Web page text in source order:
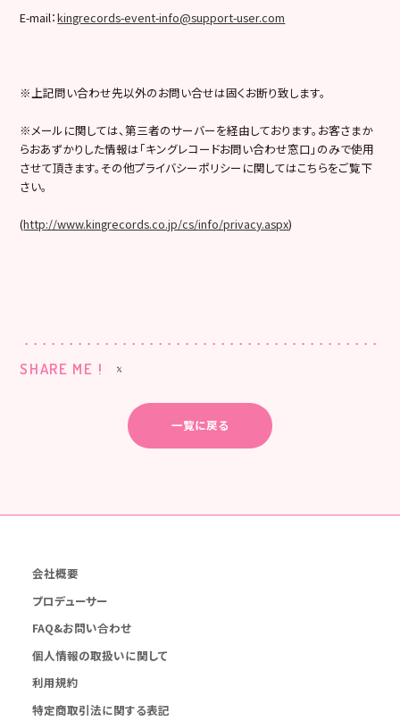
E-mail：kingrecords-event-info@support-user.com
※上記問い合わせ先以外のお問い合せは固くお断り致します。
※メールに関しては、第三者のサーバーを経由しております。お客さまか
らおあずかりした情報は「キングレコードお問い合わせ窓口」のみで使用
させて頂きます。その他プライバシーポリシーに関してはこちらをご覧下
さい。
(http://www.kingrecords.co.jp/cs/info/privacy.aspx)
SHARE ME !
一覧に戻る
会社概要
プロデューサー
FAQ&お問い合わせ
個人情報の取扱いに関して
利用規約
特定商取引法に関する表記